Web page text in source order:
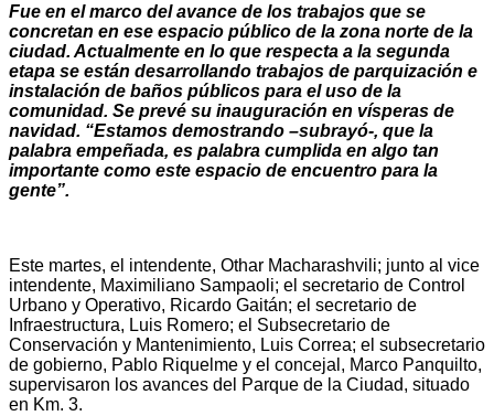
Fue en el marco del avance de los trabajos que se
concretan en ese espacio público de la zona norte de la
ciudad. Actualmente en lo que respecta a la segunda
etapa se están desarrollando trabajos de parquización e
instalación de baños públicos para el uso de la
comunidad. Se prevé su inauguración en vísperas de
navidad. “Estamos demostrando –subrayó-, que la
palabra empeñada, es palabra cumplida en algo tan
importante como este espacio de encuentro para la
gente”.
Este martes, el intendente, Othar Macharashvili; junto al vice
intendente, Maximiliano Sampaoli; el secretario de Control
Urbano y Operativo, Ricardo Gaitán; el secretario de
Infraestructura, Luis Romero; el Subsecretario de
Conservación y Mantenimiento, Luis Correa; el subsecretario
de gobierno, Pablo Riquelme y el concejal, Marco Panquilto,
supervisaron los avances del Parque de la Ciudad, situado
en Km. 3.